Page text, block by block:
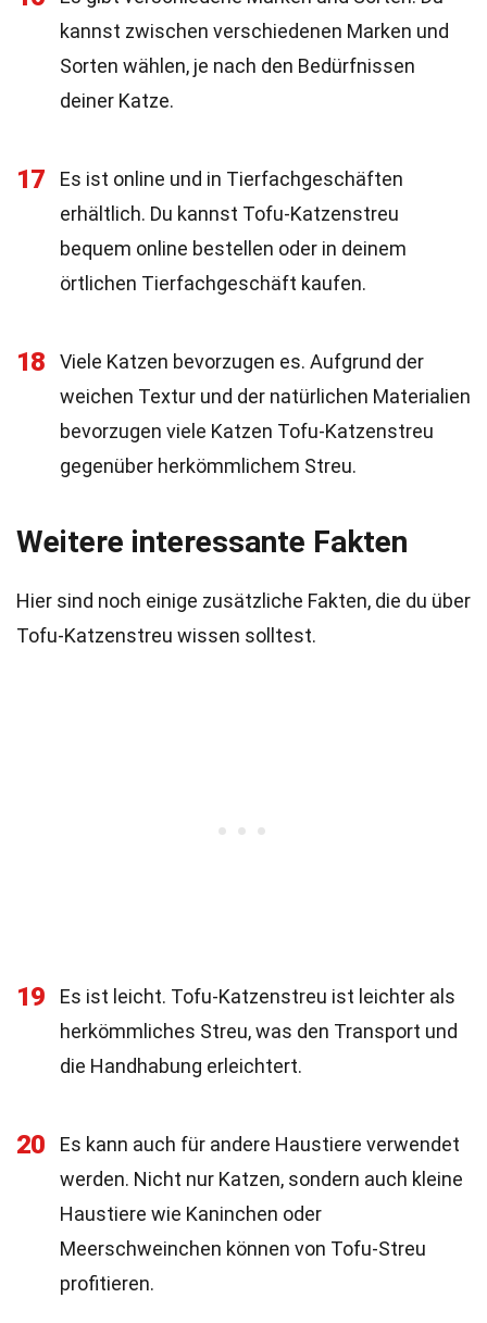
kannst zwischen verschiedenen Marken und
Sorten wählen, je nach den Bedürfnissen
deiner Katze.
17
Es ist online und in Tierfachgeschäften
erhältlich. Du kannst Tofu-Katzenstreu
bequem online bestellen oder in deinem
örtlichen Tierfachgeschäft kaufen.
18
Viele Katzen bevorzugen es. Aufgrund der
weichen Textur und der natürlichen Materialien
bevorzugen viele Katzen Tofu-Katzenstreu
gegenüber herkömmlichem Streu.
Weitere interessante Fakten
Hier sind noch einige zusätzliche Fakten, die du über
Tofu-Katzenstreu wissen solltest.
19
Es ist leicht. Tofu-Katzenstreu ist leichter als
herkömmliches Streu, was den Transport und
die Handhabung erleichtert.
20
Es kann auch für andere Haustiere verwendet
werden. Nicht nur Katzen, sondern auch kleine
Haustiere wie Kaninchen oder
Meerschweinchen können von Tofu-Streu
profitieren.